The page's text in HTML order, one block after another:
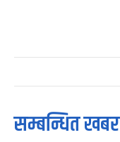
सम्बन्धित खबर